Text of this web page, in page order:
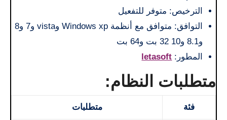
الترخيص: متوفر للتفعيل
التوافق: متوافق مع أنظمة Windows xp وvista و7 و8
و8.1 و10 32 بت و64 بت
المطور: letasoft
متطلبات النظام:
فئة متطلبات